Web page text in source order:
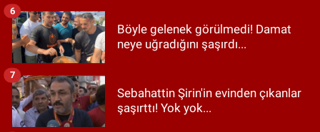
Böyle gelenek görülmedi! Damat
neye uğradığını şaşırdı...
6
Sebahattin Şirin'in evinden çıkanlar
şaşırttı! Yok yok...
7